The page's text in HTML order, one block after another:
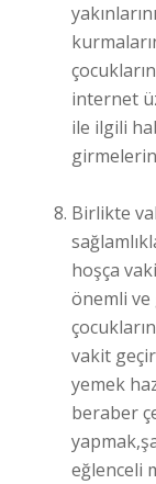
internet
ile ilgili
Birlikte
hoşça
önemli
vakit
yemek
beraber
eğlenceli